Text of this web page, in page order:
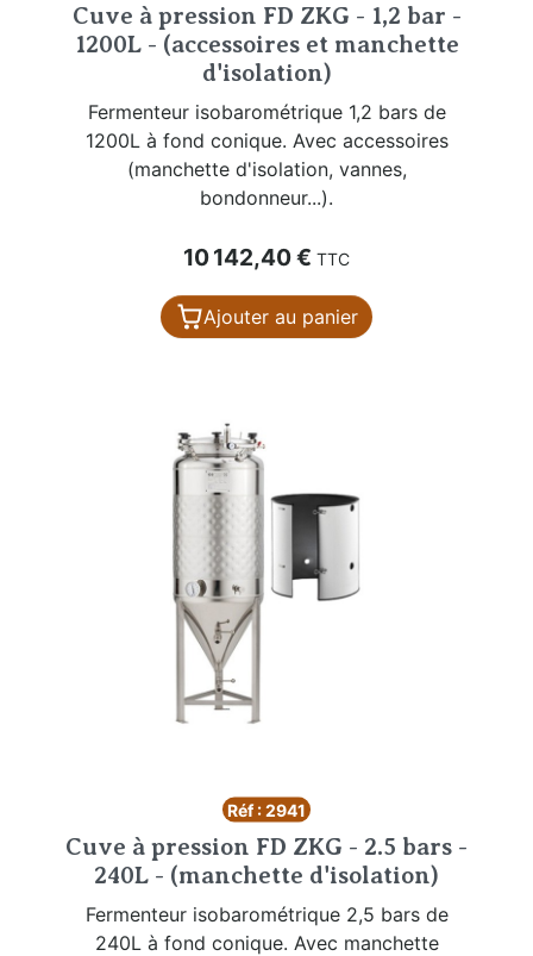
Cuve à pression FD ZKG - 1,2 bar -
1200L - (accessoires et manchette
d'isolation)
Fermenteur isobarométrique 1,2 bars de
1200L à fond conique. Avec accessoires
(manchette d'isolation, vannes,
bondonneur...).
Prix
10 142,40 € TTC
Ajouter au panier
Réf : 2941
Cuve à pression FD ZKG - 2.5 bars -
240L - (manchette d'isolation)
Fermenteur isobarométrique 2,5 bars de
240L à fond conique. Avec manchette